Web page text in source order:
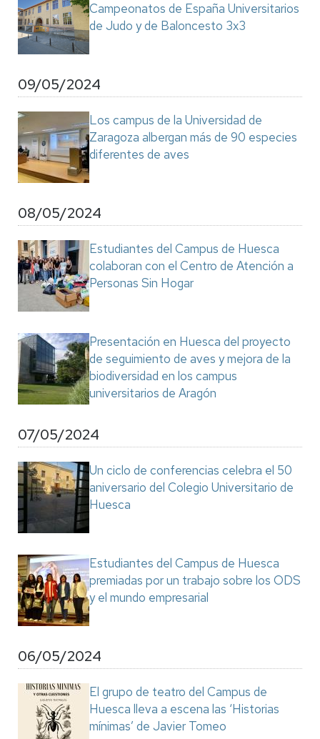
Campeonatos de España Universitarios
de Judo y de Baloncesto 3x3
09/05/2024
Los campus de la Universidad de
Zaragoza albergan más de 90 especies
diferentes de aves
08/05/2024
Estudiantes del Campus de Huesca
colaboran con el Centro de Atención a
Personas Sin Hogar
Presentación en Huesca del proyecto
de seguimiento de aves y mejora de la
biodiversidad en los campus
universitarios de Aragón
07/05/2024
Un ciclo de conferencias celebra el 50
aniversario del Colegio Universitario de
Huesca
Estudiantes del Campus de Huesca
premiadas por un trabajo sobre los ODS
y el mundo empresarial
06/05/2024
El grupo de teatro del Campus de
Huesca lleva a escena las ‘Historias
mínimas’ de Javier Tomeo